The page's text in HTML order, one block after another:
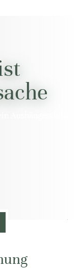
Aushängeschild